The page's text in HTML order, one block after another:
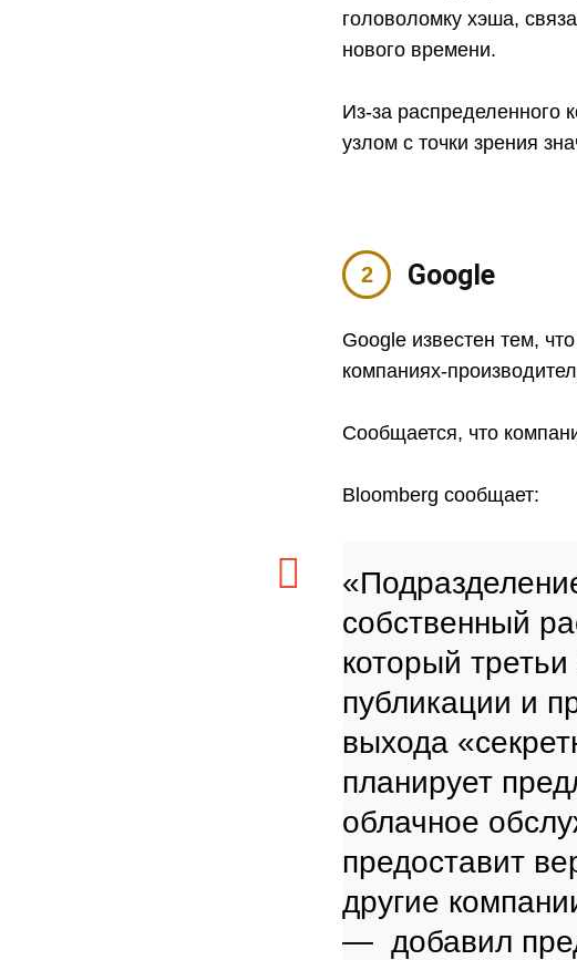
головоломку хэша,
нового времени.
Из-за распределенного
узлом с точки зрения
Google
Google известен тем,
компаниях-
Сообщается, что
Bloomberg сообщает:
собственный
который
публикации и
выхода
планирует
облачное
предоставит
другие
— добавил